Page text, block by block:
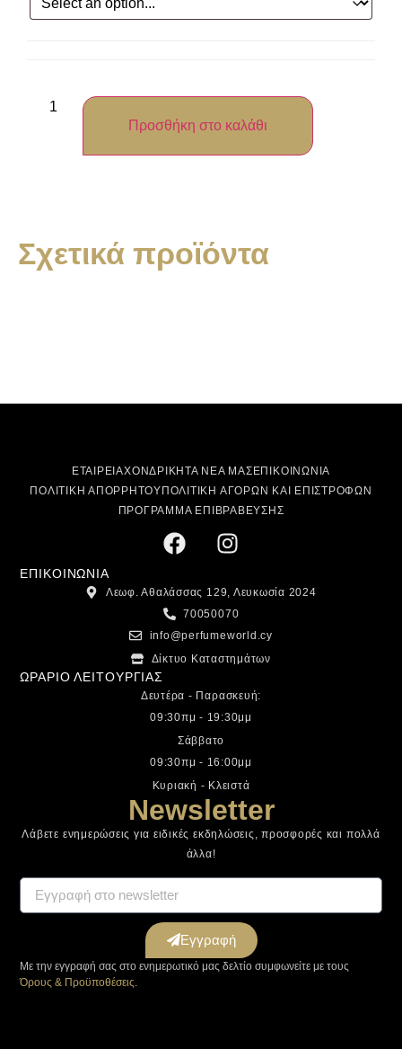
Προσθήκη στο καλάθι
Σχετικά προϊόντα
ΕΤΑΙΡΕΙΑΧΟΝΔΡΙΚΗΤΑ ΝΕΑ ΜΑΣ ΕΠΙΚΟΙΝΩΝΙΑ
ΠΟΛΙΤΙΚΗ ΑΠΟΡΡΗΤΟΥ ΠΟΛΙΤΙΚΗ ΑΓΟΡΩΝ ΚΑΙ ΕΠΙΣΤΡΟΦΩΝ
ΠΡΟΓΡΑΜΜΑ ΕΠΙΒΡΑΒΕΥΣΗΣ
ΕΠΙΚΟΙΝΩΝΙΑ
Λεωφ. Αθαλάσσας 129, Λευκωσία 2024
70050070
info@perfumeworld.cy
Δίκτυο Καταστημάτων
ΩΡΑΡΙΟ ΛΕΙΤΟΥΡΓΙΑΣ
Δευτέρα - Παρασκευή:
09:30πμ - 19:30μμ
Σάββατο
09:30πμ - 16:00μμ
Κυριακή - Κλειστά
Newsletter
Λάβετε ενημερώσεις για ειδικές εκδηλώσεις, προσφορές και πολλά
άλλα!
Εγγραφή
Με την εγγραφή σας στο ενημερωτικό μας δελτίο συμφωνείτε με τους
Όρους & Προϋποθέσεις